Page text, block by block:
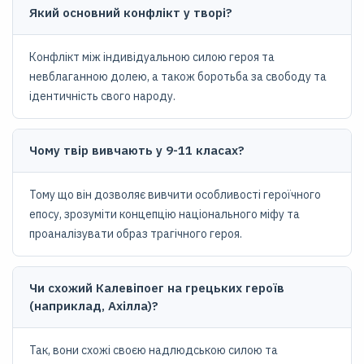
Який основний конфлікт у творі?
Конфлікт між індивідуальною силою героя та
невблаганною долею, а також боротьба за свободу та
ідентичність свого народу.
Чому твір вивчають у 9-11 класах?
Тому що він дозволяє вивчити особливості героїчного
епосу, зрозуміти концепцію національного міфу та
проаналізувати образ трагічного героя.
Чи схожий Калевіпоег на грецьких героїв
(наприклад, Ахілла)?
Так, вони схожі своєю надлюдською силою та